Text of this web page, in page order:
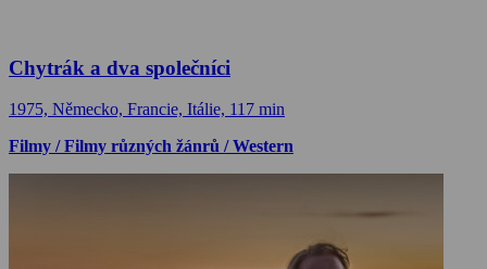
Chytrák a dva společníci
1975, Německo, Francie, Itálie, 117 min
Filmy / Filmy různých žánrů / Western